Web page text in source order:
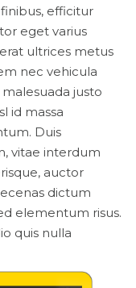
efficitur
eget varius
ultrices metus
nec vehicula
justo
id massa
Duis
vitae interdum
auctor
dictum
elementum risus.
quis nulla